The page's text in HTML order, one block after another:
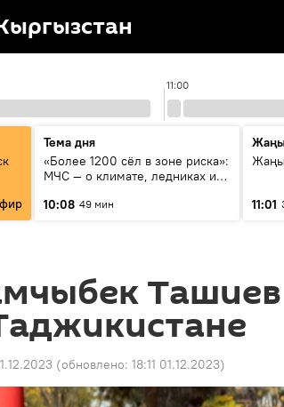
11:00
Тема дня
«Более 1200 сёл в зоне риска»:
МЧС — о климате, ледниках и
населения
10:08 49 мин 11:01
(обновлено: 18:11 01.12.2023)